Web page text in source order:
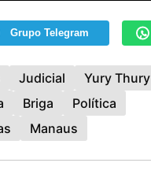
Grupo Telegram
Judicial
Yury Thury
Briga
Política
Manaus